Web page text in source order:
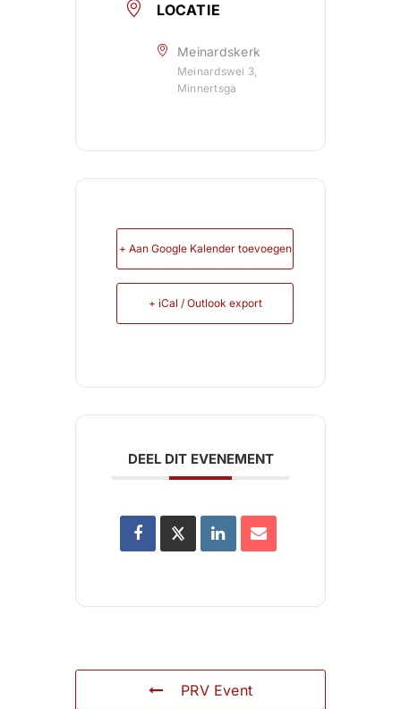
LOCATIE
Meinardskerk
Meinardswei 3,
Minnertsga
+ Aan Google Kalender toevoegen
+ iCal / Outlook export
DEEL DIT EVENEMENT
PRV Event